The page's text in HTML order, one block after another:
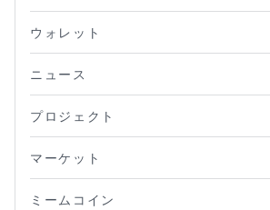
ウォレット
ニュース
プロジェクト
マーケット
ミームコイン